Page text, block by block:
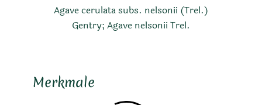
Agave cerulata subs. nelsonii (Trel.)
Gentry; Agave nelsonii Trel.
Merkmale